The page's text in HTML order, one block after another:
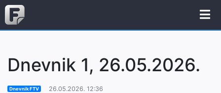
Dnevnik 1, 26.05.2026.
Dnevnik FTV 26.05.2026. 12:36